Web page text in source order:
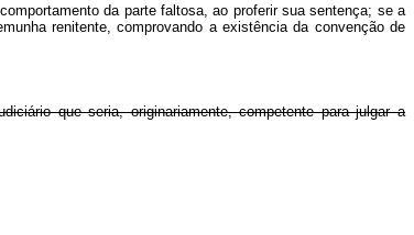
da parte faltosa, ao proferir sua sentença; se a
renitente, comprovando a existência da convenção de
que seria, originariamente, competente para julgar a